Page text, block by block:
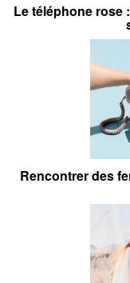
Le téléphone rose
Rencontrer des